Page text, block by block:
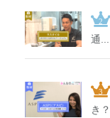
通...
き